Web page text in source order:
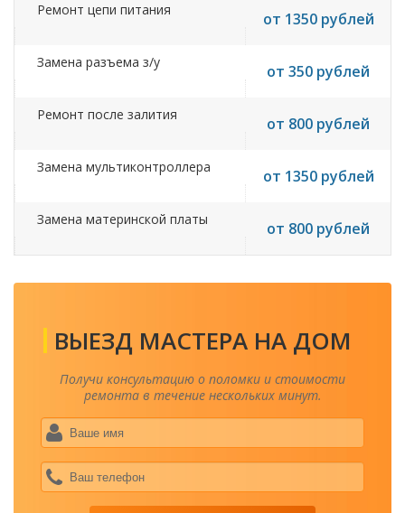
Ремонт цепи питания от 1350 рублей
Замена разъема з/у от 350 рублей
Ремонт после залития от 800 рублей
Замена мультиконтроллера от 1350 рублей
Замена материнской платы от 800 рублей
ВЫЕЗД МАСТЕРА НА ДОМ
Получи консультацию о поломки и стоимости
ремонта в течение нескольких минут.